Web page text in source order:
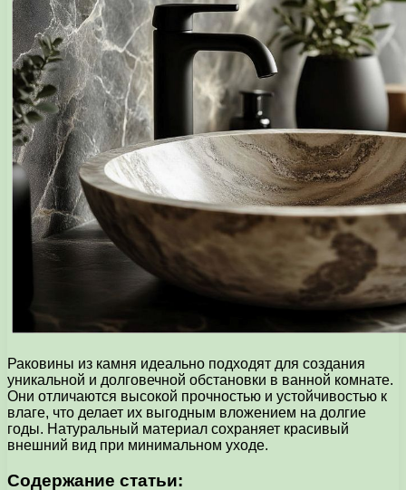
Раковины из камня идеально подходят для создания
уникальной и долговечной обстановки в ванной комнате.
Они отличаются высокой прочностью и устойчивостью к
влаге, что делает их выгодным вложением на долгие
годы. Натуральный материал сохраняет красивый
внешний вид при минимальном уходе.
Содержание статьи: